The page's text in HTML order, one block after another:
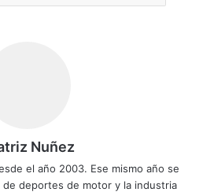
Nuñez
el año 2003. Ese mismo año se
deportes de motor y la industria